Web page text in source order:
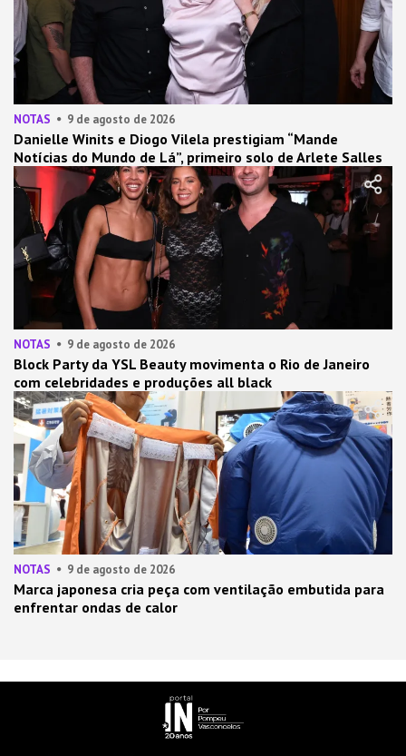
NOTAS 9 de agosto de 2026
Danielle Winits e Diogo Vilela prestigiam “Mande
Notícias do Mundo de Lá”, primeiro solo de Arlete Salles
NOTAS 9 de agosto de 2026
Block Party da YSL Beauty movimenta o Rio de Janeiro
com celebridades e produções all black
NOTAS 9 de agosto de 2026
Marca japonesa cria peça com ventilação embutida para
enfrentar ondas de calor